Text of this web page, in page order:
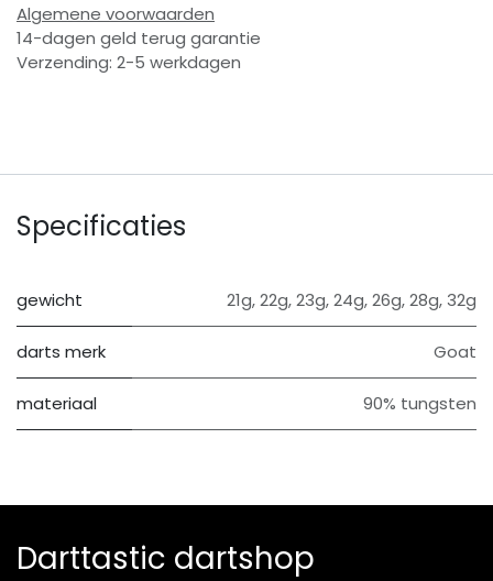
Algemene voorwaarden
14-dagen geld terug garantie
Verzending: 2-5 werkdagen
Specificaties
gewicht 21g,22g,23g,24g,26g,28g,32g
darts merk Goat
materiaal 90% tungsten
Darttastic dartshop